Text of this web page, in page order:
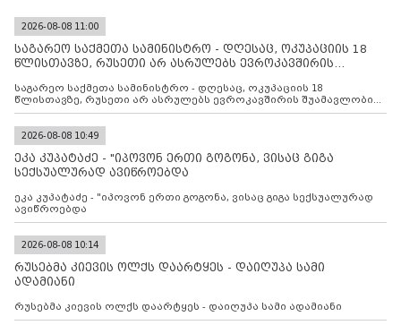
2026-08-08 11:00
საგარეო საქმეთა სამინისტრო - დღესაც, ოკუპაციის 18
წლისთავზე, რუსეთი არ ასრულებს ევროკავშირის
საგარეო საქმეთა სამინისტრო - დღესაც, ოკუპაციის 18
წლისთავზე, რუსეთი არ ასრულებს ევროკავშირის შუამავლობით
დადებულ 2008 წლის 12 აგვისტოს ცეცხლის შეწყვეტის
კონტროლს ოკუპირებულ რეგიონებში, აგრძელებს მათი
მილიტარიზაციის პროცესს და აქტიურად დგამს ნაბიჯებს მათი
ფაქტობრივი ანექსიისკენ
2026-08-08 10:49
ეკა კუპატაძე - "იპოვონ ერთი გოგონა, ვისაც გიგა
სექსუალურად ავიწროებდა
ეკა კუპატაძე - "იპოვონ ერთი გოგონა, ვისაც გიგა სექსუალურად
ავიწროებდა
2026-08-08 10:14
რუსებმა კიევის ოლქს დაარტყეს - დაიღუპა სამი
ადამიანი
რუსებმა კიევის ოლქს დაარტყეს - დაიღუპა სამი ადამიანი